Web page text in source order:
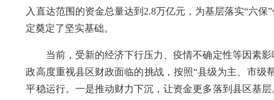
入直达范围的资金总量达到2.8万亿元，为基层落实“六
定奠定了坚实基础。
当前，受新的经济下行压力、疫情不确定性等因素影
政高度重视县区财政面临的挑战，按照“县级为主、市
平稳运行。一是推动财力下沉，让资金更多落到县区基